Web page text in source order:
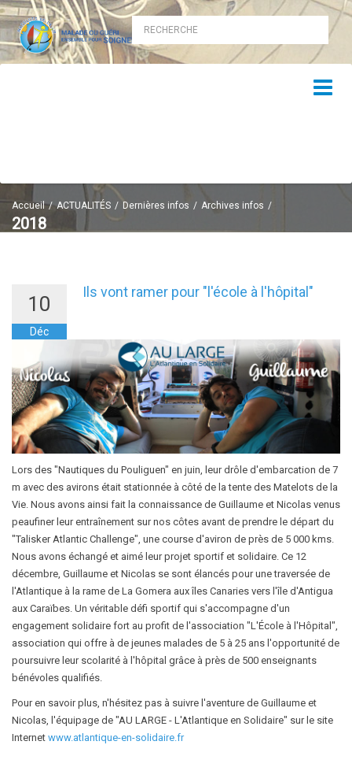
Accueil ACTUALITÉS Dernières infos Archives infos
2018
10
Déc
Ils vont ramer pour "l'école à l'hôpital"
Lors des "Nautiques du Pouliguen" en juin, leur drôle d'embarcation de 7
m avec des avirons était stationnée à côté de la tente des Matelots de la
Vie. Nous avons ainsi fait la connaissance de Guillaume et Nicolas venus
peaufiner leur entraînement sur nos côtes avant de prendre le départ du
"Talisker Atlantic Challenge", une course d'aviron de près de 5 000 kms.
Nous avons échangé et aimé leur projet sportif et solidaire. Ce 12
décembre, Guillaume et Nicolas se sont élancés pour une traversée de
l'Atlantique à la rame de La Gomera aux îles Canaries vers l'île d'Antigua
aux Caraïbes. Un véritable défi sportif qui s'accompagne d'un
engagement solidaire fort au profit de l'association "L'École à l'Hôpital",
association qui offre à de jeunes malades de 5 à 25 ans l'opportunité de
poursuivre leur scolarité à l'hôpital grâce à près de 500 enseignants
bénévoles qualifiés.
Pour en savoir plus, n'hésitez pas à suivre l'aventure de Guillaume et
Nicolas, l'équipage de "AU LARGE - L'Atlantique en Solidaire" sur le site
Internet www.atlantique-en-solidaire.fr